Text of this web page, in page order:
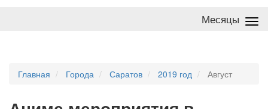
Месяцы
Главная Города Саратов 2019 год Август